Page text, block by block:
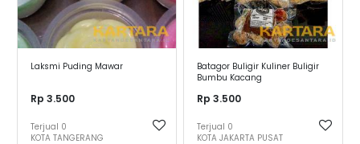
Laksmi Puding Mawar
Rp 3.500
Terjual 0
KOTA TANGERANG
Batagor Buligir Kuliner Buligir
Bumbu Kacang
Rp 3.500
Terjual 0
KOTA JAKARTA PUSAT